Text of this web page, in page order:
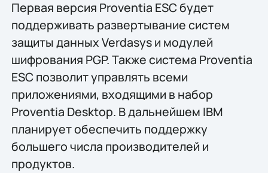
Первая версия Proventia ESC будет
поддерживать развертывание систем
защиты данных Verdasys и модулей
шифрования PGP. Также система Proventia
ESC позволит управлять всеми
приложениями, входящими в набор
Proventia Desktop. В дальнейшем IBM
планирует обеспечить поддержку
большего числа производителей и
продуктов.